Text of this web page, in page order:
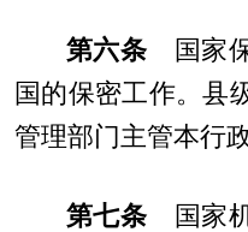
第六条 国家
国的保密工作。县
管理部门主管本行
第七条 国家